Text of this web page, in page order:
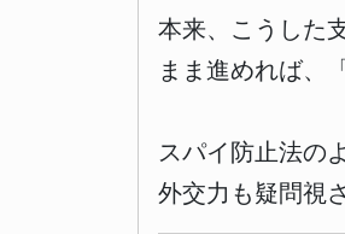
本来、こうした
まま進めれば、
スパイ防止法の
外交力も疑問視